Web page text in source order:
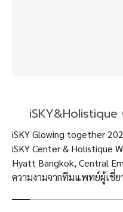
iSKY Glowing together
iSKY Center & Holistique
Hyatt Bangkok, Central
ความงามจากทีมแพทย์ผู้เชี่